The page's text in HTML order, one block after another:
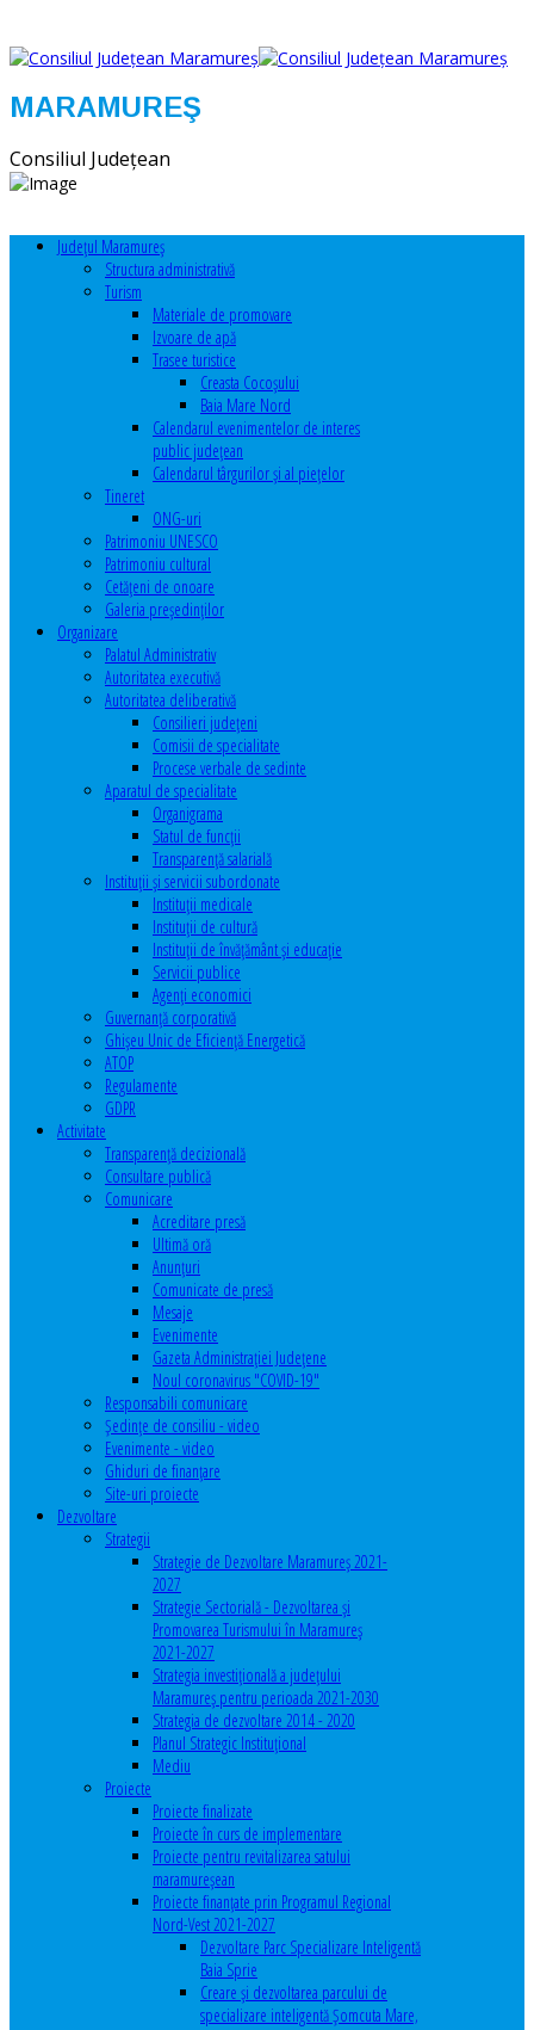
MARAMUREŞ
Consiliul Judeţean
Judeţul Maramureş
Structura administrativă
Turism
Materiale de promovare
Izvoare de apă
Trasee turistice
Creasta Cocoșului
Baia Mare Nord
Calendarul evenimentelor de interes
public judeţean
Calendarul târgurilor şi al pieţelor
Tineret
ONG-uri
Patrimoniu UNESCO
Patrimoniu cultural
Cetăţeni de onoare
Galeria președinților
Organizare
Palatul Administrativ
Autoritatea executivă
Autoritatea deliberativă
Consilieri judeţeni
Comisii de specialitate
Procese verbale de sedinte
Aparatul de specialitate
Organigrama
Statul de funcții
Transparență salarială
Instituţii şi servicii subordonate
Instituţii medicale
Instituţii de cultură
Instituţii de învăţământ şi educaţie
Servicii publice
Agenţi economici
Guvernanță corporativă
Ghişeu Unic de Eficienţă Energetică
ATOP
Regulamente
GDPR
Activitate
Transparenţă decizională
Consultare publică
Comunicare
Acreditare presă
Ultimă oră
Anunţuri
Comunicate de presă
Mesaje
Evenimente
Gazeta Administraţiei Judeţene
Noul coronavirus "COVID-19"
Responsabili comunicare
Şedinţe de consiliu - video
Evenimente - video
Ghiduri de finanţare
Site-uri proiecte
Dezvoltare
Strategii
Strategie de Dezvoltare Maramureș 2021-
2027
Strategie Sectorială - Dezvoltarea și
Promovarea Turismului în Maramureș
2021-2027
Strategia investiţională a județului
Maramureș pentru perioada 2021-2030
Strategia de dezvoltare 2014 - 2020
Planul Strategic Instituţional
Mediu
Proiecte
Proiecte finalizate
Proiecte în curs de implementare
Proiecte pentru revitalizarea satului
maramureşean
Proiecte finanțate prin Programul Regional
Nord-Vest 2021-2027
Dezvoltare Parc Specializare Inteligentă
Baia Sprie
Creare și dezvoltarea parcului de
specializare inteligentă Șomcuta Mare,